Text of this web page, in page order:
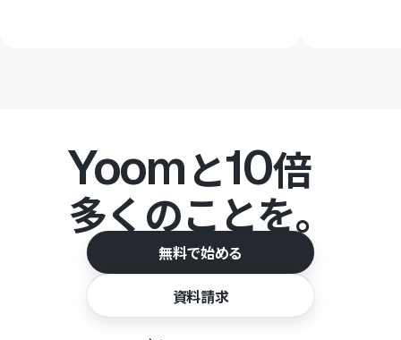
Yoomと10倍
多くのことを。
無料で始める
資料請求